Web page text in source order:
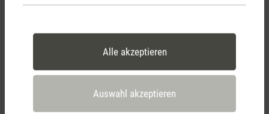
Alle akzeptieren
Auswahl akzeptieren
2 Jahre Garantie mit
eigenem Servicecenter